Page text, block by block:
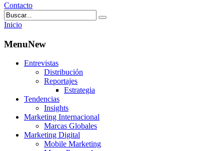
Contacto
Inicio
MenuNew
Entrevistas
Distribución
Reportajes
Estrategia
Tendencias
Insights
Marketing Internacional
Marcas Globales
Marketing Digital
Mobile Marketing